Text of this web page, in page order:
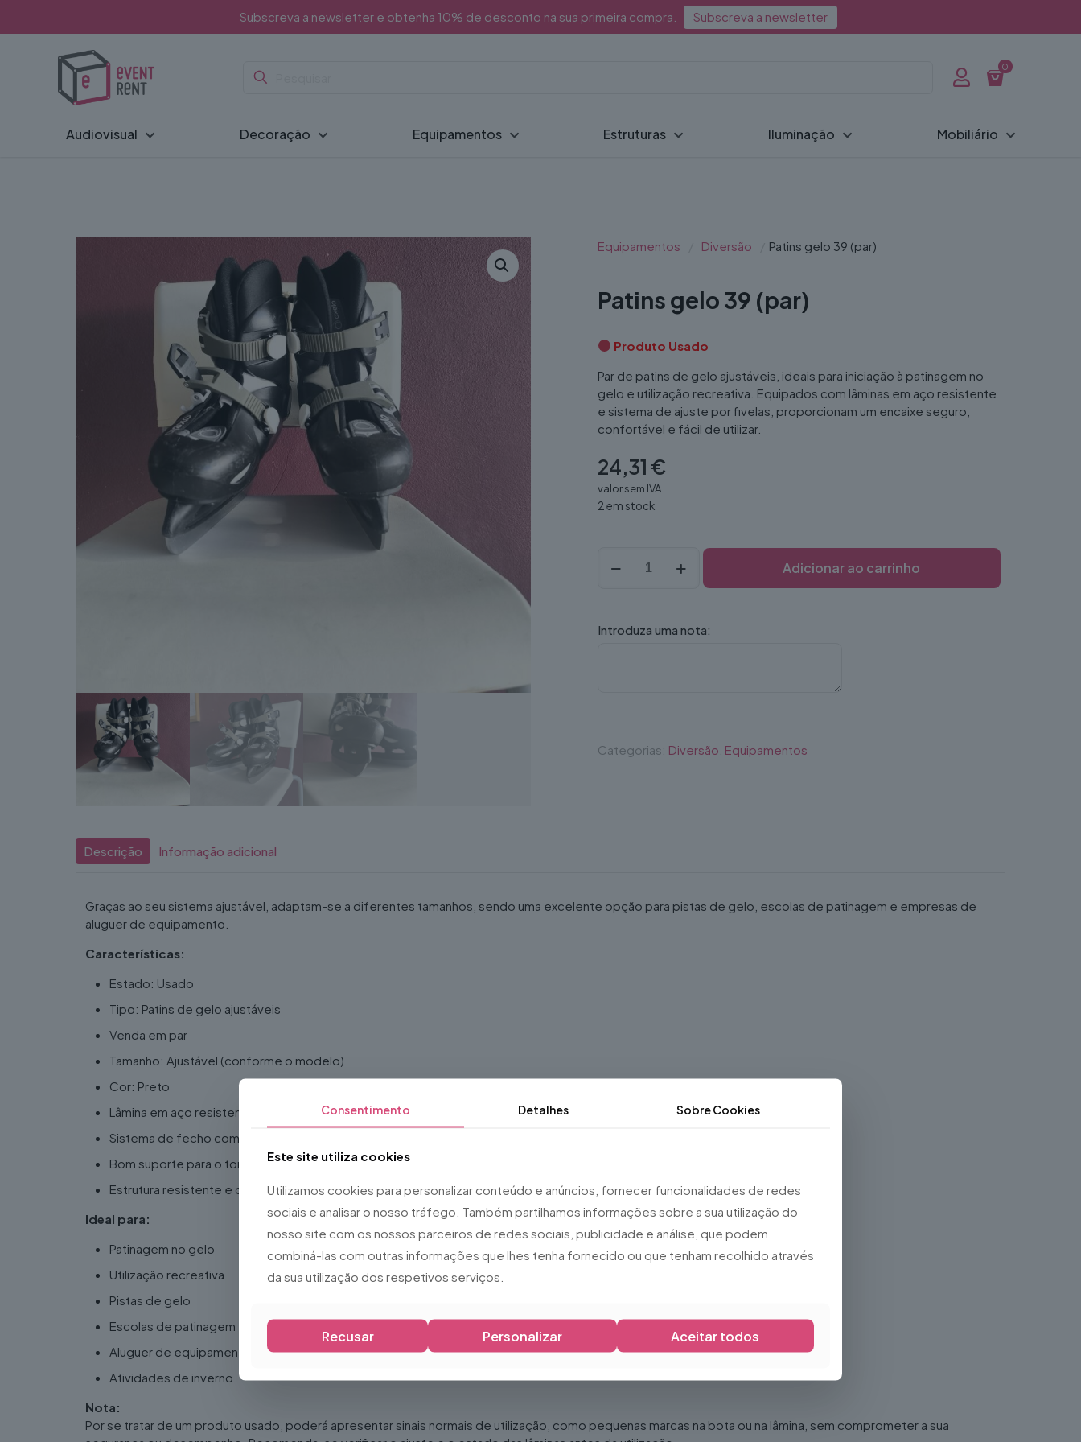
Subscreva a newsletter e obtenha 10% de desconto na sua primeira compra. Subscreva a newsletter
0
Audiovisual Decoração Equipamentos Estruturas Iluminação Mobiliário
Equipamentos Diversão Patins gelo 39 (par)
Patins gelo 39 (par)
Produto Usado
Par de patins de gelo ajustáveis, ideais para iniciação à patinagem no
gelo e utilização recreativa. Equipados com lâminas em aço resistente
e sistema de ajuste por fivelas, proporcionam um encaixe seguro,
confortável e fácil de utilizar.
24,31 €
valor sem IVA
2 em stock
de
39
Adicionar ao carrinho
Introduza uma nota:
Categorias: Diversão Equipamentos
Descrição Informação adicional
Graças ao seu sistema ajustável, adaptam-se a diferentes tamanhos, sendo uma excelente opção para pistas de gelo, escolas de patinagem e empresas de
aluguer de equipamento.
Características:
Estado: Usado
Tipo: Patins de gelo ajustáveis
Venda em par
Tamanho: Ajustável (conforme o modelo)
Cor: Preto
Lâmina em aço resistente
Sistema de fecho com fivelas de segurança
Bom suporte para o tornozelo
Estrutura resistente e confortável
Ideal para:
Patinagem no gelo
Utilização recreativa
Pistas de gelo
Escolas de patinagem
Aluguer de equipamento
Atividades de inverno
Nota:
Por se tratar de um produto usado, poderá apresentar sinais normais de utilização, como pequenas marcas na bota ou na lâmina, sem comprometer a sua
Consentimento Detalhes SobreCookies
Este site utiliza cookies
Utilizamos cookies para personalizar conteúdo e anúncios, fornecer funcionalidades de redes
sociais e analisar o nosso tráfego. Também partilhamos informações sobre a sua utilização do
nosso site com os nossos parceiros de redes sociais, publicidade e análise, que podem
combiná-las com outras informações que lhes tenha fornecido ou que tenham recolhido através
da sua utilização dos respetivos serviços.
Recusar Personalizar Aceitar todos